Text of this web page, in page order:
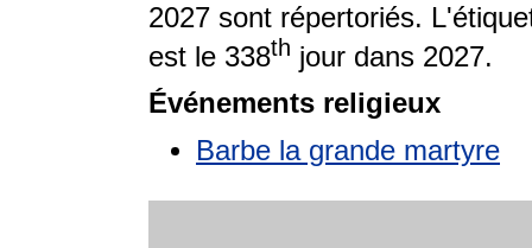
2027 sont répertoriés.
est le 338th jour dans 2027.
Événements religieux
Barbe la grande martyre